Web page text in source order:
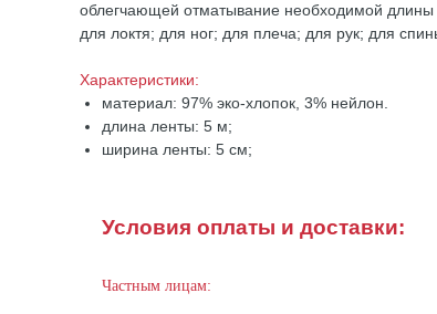
облегчающей отматывание необходимой длины
для локтя; для ног; для плеча; для рук; для
Характеристики:
материал: 97% эко-хлопок, 3% нейлон.
длина ленты: 5 м;
ширина ленты: 5 см;
Условия оплаты и доставки:
Частным лицам: